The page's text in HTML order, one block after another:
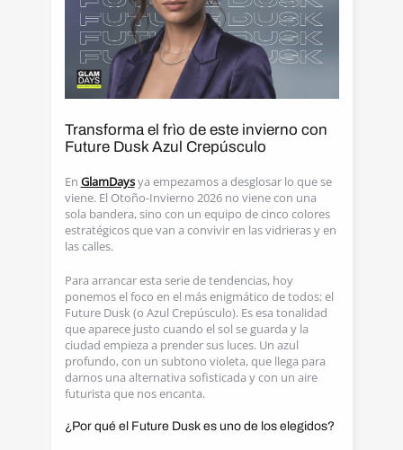
Transforma el frìo de este invierno con
Future Dusk Azul Crepúsculo
En GlamDaysya empezamos a desglosar lo que se
viene. El Otoño-Invierno 2026 no viene con una
sola bandera, sino con un equipo de cinco colores
estratégicos que van a convivir en las vidrieras y en
las calles.
Para arrancar esta serie de tendencias, hoy
ponemos el foco en el más enigmático de todos: el
Future Dusk (o Azul Crepúsculo). Es esa tonalidad
que aparece justo cuando el sol se guarda y la
ciudad empieza a prender sus luces. Un azul
profundo, con un subtono violeta, que llega para
darnos una alternativa sofisticada y con un aire
futurista que nos encanta.
¿Por qué el Future Dusk es uno de los elegidos?